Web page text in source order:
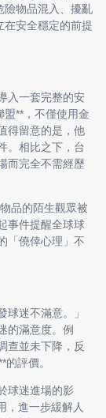
險物品混入、擾亂
在安全穩定的前提
入一套完整的安
**，不僅使用金
得留意的是，他
。相比之下，台
而完全不需經歷
品的陌生觀眾被
事件提醒全球球
「僥倖心理」不
迷不滿意。」
的滿意度。例
查並未下降，反
評價。
球迷進場的影
，進一步緩解人